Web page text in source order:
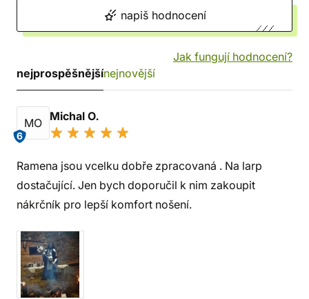
napiš hodnocení
Jak fungují hodnocení?
nejprospěšnějšínejnovější
MO
6
Michal O.
Ramena jsou vcelku dobře zpracovaná . Na larp
dostačující. Jen bych doporučil k nim zakoupit
nákrčník pro lepší komfort nošení.